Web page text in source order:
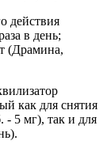
действия
в день;
(Драмина,
как для снятия
- 5 мг), так и для